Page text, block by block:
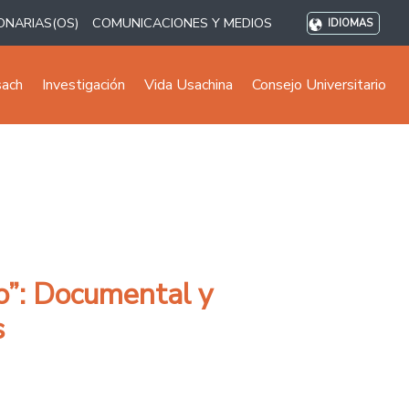
COMUNICACIONES Y MEDIOS IDIOMAS
Investigación Vida Usachina Consejo Universitario
Documental y